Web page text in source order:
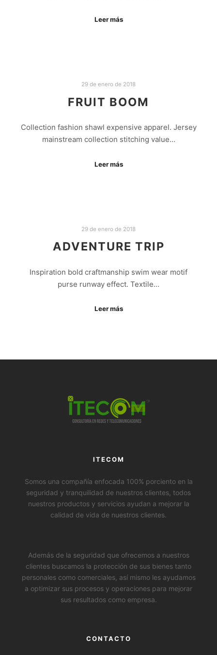
Leer más
29 de enero de 2018
FRUIT BOOM
Collection fashion shawl expensive apparel. Jersey
mainstream collection stitching value…
Leer más
29 de enero de 2018
ADVENTURE TRIP
Inspiration bold craftmanship swim wear motif
purse runway effect. Textile…
Leer más
ITECOM
Somos una compañía enfocada 100% porciento en la
seguridad y tranquilidad de nuestros clientes, todos
nuestros productos y servicios ayudan a mejorar la
calidad de vida de nuestros clientes.
Además de la seguridad que ofrecemos a nuestros
clientes buscamos la protección de sus bienes tanto
personales como comerciales, así mismo les ayudamos
a optimizar sus procesos y operaciones para mejorar
sus resultados como empresa.
CONTACTO